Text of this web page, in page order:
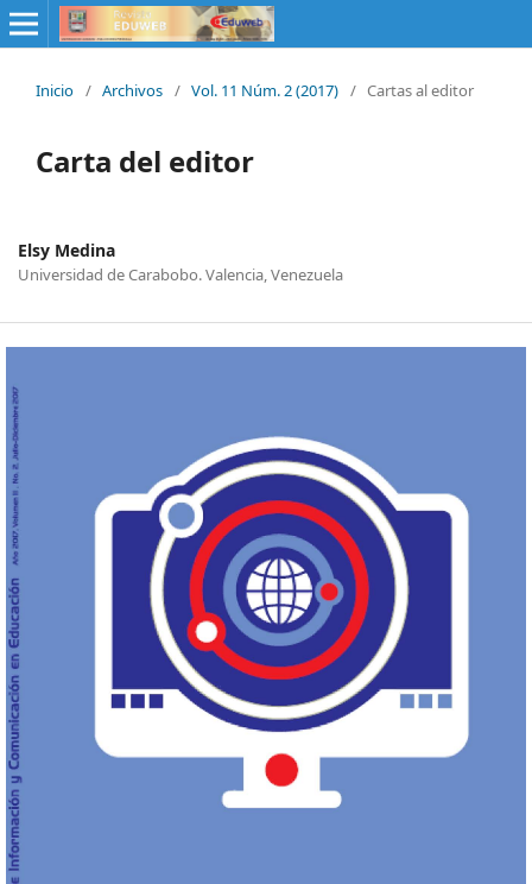
Inicio / Archivos / Vol. 11 Núm. 2 (2017) / Cartas al editor
Carta del editor
Elsy Medina
Universidad de Carabobo. Valencia, Venezuela